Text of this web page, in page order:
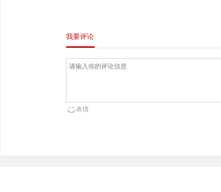
我要评论
表情